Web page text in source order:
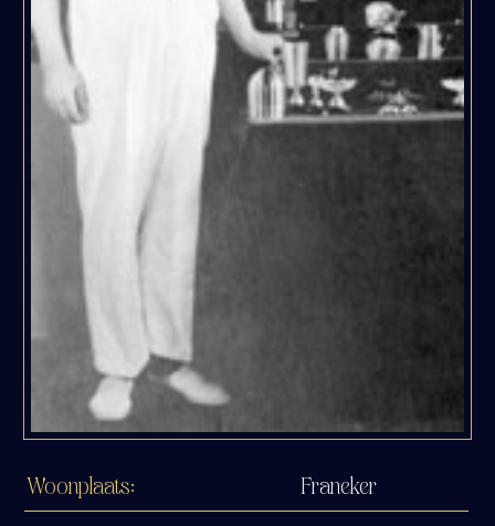
Woonplaats: Franeker